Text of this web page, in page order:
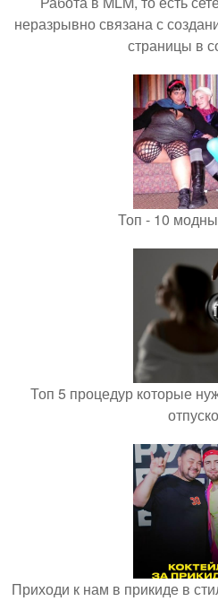
неразрывно связана с
страницы в
Топ - 10
Топ 5 процедур которые
Приходи к нам в прикиде в